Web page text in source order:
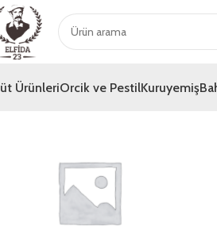
ÜrünleriOrcik ve PestilKuruyemiş